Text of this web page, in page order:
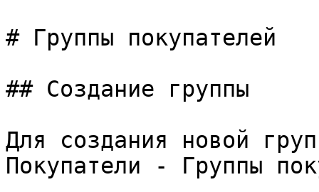
# Группы покупателей
## Создание группы
Для создания новой
Покупатели - Группы